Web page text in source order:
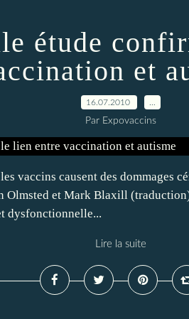
étude
et
16.07.2010
Par Expovaccins
vaccins causent des dommages
Olmsted et Mark Blaxill
dysfonctionnelle...
Lire la suite